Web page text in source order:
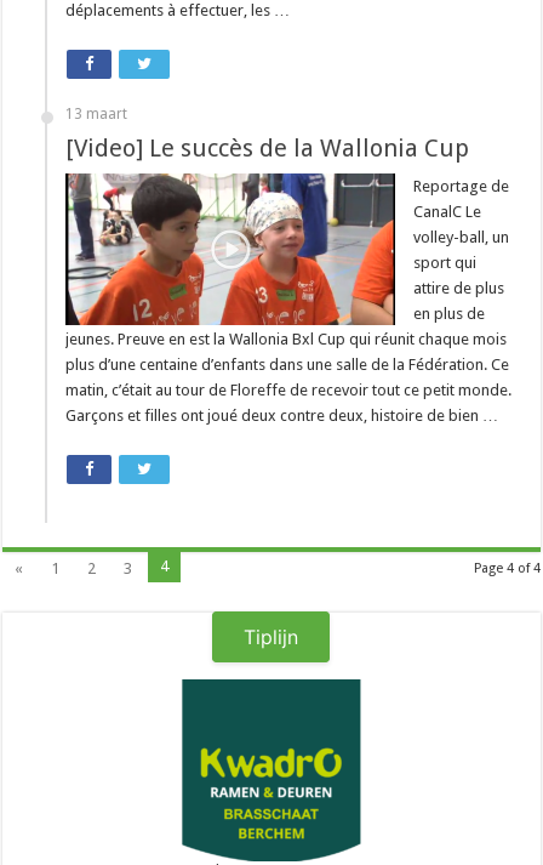
déplacements à effectuer, les …
13 maart
[Video] Le succès de la Wallonia Cup
Reportage de
CanalC Le
volley-ball, un
sport qui
attire de plus
en plus de
jeunes. Preuve en est la Wallonia Bxl Cup qui réunit chaque mois
plus d’une centaine d’enfants dans une salle de la Fédération. Ce
matin, c’était au tour de Floreffe de recevoir tout ce petit monde.
Garçons et filles ont joué deux contre deux, histoire de bien …
Page 4 of 4
« 1 2 3 4
Tiplijn